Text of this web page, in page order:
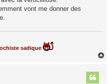
vont me donner des
sadique